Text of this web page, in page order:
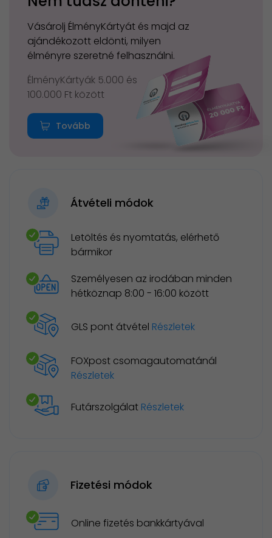
Vásárolj ÉlményKártyát és majd az
ajándékozott eldönti, milyen
élményre szeretné felhasználni.
ÉlményKártyák 5.000 és
100.000 Ft között
Tovább
Átvételi módok
Letöltés és nyomtatás, elérhető
bármikor
Személyesen az irodában minden
hétköznap 8:00 - 16:00 között
GLS pont átvétel Részletek
FOXpost csomagautomatánál
Részletek
Futárszolgálat Részletek
Fizetési módok
Online fizetés bankkártyával